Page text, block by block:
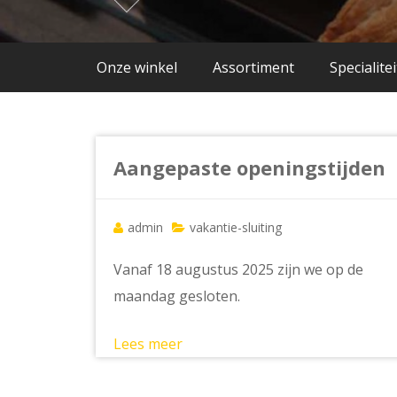
Onze winkel Assortiment
Aangepaste openingstijden
admin vakantie-sluiting
Vanaf 18 augustus 2025 zijn we op de
maandag gesloten.
Lees meer